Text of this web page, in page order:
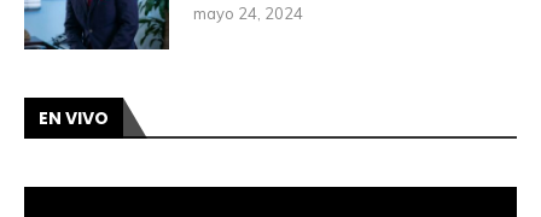
mayo 24, 2024
EN VIVO